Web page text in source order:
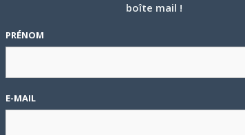
Vous avez sûrement fait du coloriage quand vous
EVÈNEMENT
boîte mail !
PRÉNOM
E-MAIL